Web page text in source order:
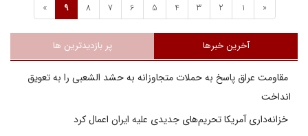
«
1
2
3
4
5
6
7
8
9
»
آخرین خبرها پر بازدیدترین ها
مقاومت عراق پاسخ به حملات متجاوزانه به حشد الشعبی را به تعویق
انداخت
خزانه‌داری آمریکا تحریم‌های جدیدی علیه ایران اعمال کرد